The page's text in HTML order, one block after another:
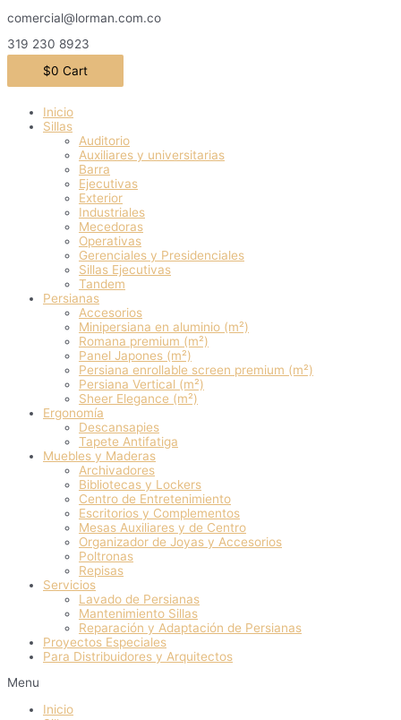
comercial@lorman.com.co
319 230 8923
$0 Cart
Inicio
Sillas
Auditorio
Auxiliares y universitarias
Barra
Ejecutivas
Exterior
Industriales
Mecedoras
Operativas
Gerenciales y Presidenciales
Sillas Ejecutivas
Tandem
Persianas
Accesorios
Minipersiana en aluminio (m²)
Romana premium (m²)
Panel Japones (m²)
Persiana enrollable screen premium (m²)
Persiana Vertical (m²)
Sheer Elegance (m²)
Ergonomía
Descansapies
Tapete Antifatiga
Muebles y Maderas
Archivadores
Bibliotecas y Lockers
Centro de Entretenimiento
Escritorios y Complementos
Mesas Auxiliares y de Centro
Organizador de Joyas y Accesorios
Poltronas
Repisas
Servicios
Lavado de Persianas
Mantenimiento Sillas
Reparación y Adaptación de Persianas
Proyectos Especiales
Para Distribuidores y Arquitectos
Menu
Inicio